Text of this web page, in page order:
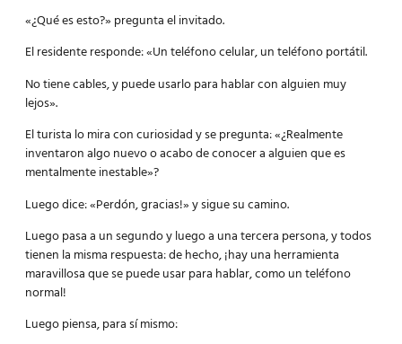
«¿Qué es esto?» pregunta el invitado.
El residente responde: «Un teléfono celular, un teléfono portátil.
No tiene cables, y puede usarlo para hablar con alguien muy
lejos».
El turista lo mira con curiosidad y se pregunta: «¿Realmente
inventaron algo nuevo o acabo de conocer a alguien que es
mentalmente inestable»?
Luego dice: «Perdón, gracias!» y sigue su camino.
Luego pasa a un segundo y luego a una tercera persona, y todos
tienen la misma respuesta: de hecho, ¡hay una herramienta
maravillosa que se puede usar para hablar, como un teléfono
normal!
Luego piensa, para sí mismo: